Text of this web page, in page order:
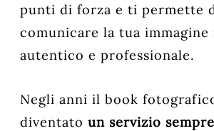
punti di forza e ti permette
comunicare la tua immagine
autentico e professionale.
Negli anni il book
diventatoun servizio